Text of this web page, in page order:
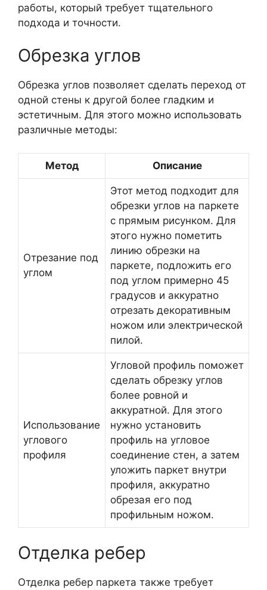
работы, который требует тщательного
подхода и точности.
Обрезка углов
Обрезка углов позволяет сделать переход от
одной стены к другой более гладким и
эстетичным. Для этого можно использовать
различные методы:
Метод Описание
Отрезание под
углом
Этот метод подходит для
обрезки углов на паркете
с прямым рисунком. Для
этого нужно пометить
линию обрезки на
паркете, подложить его
под углом примерно 45
градусов и аккуратно
отрезать декоративным
ножом или электрической
пилой.
Использование
углового
профиля
Угловой профиль поможет
сделать обрезку углов
более ровной и
аккуратной. Для этого
нужно установить
профиль на угловое
соединение стен, а затем
уложить паркет внутри
профиля, аккуратно
обрезая его под
профильным ножом.
Отделка ребер
Отделка ребер паркета также требует